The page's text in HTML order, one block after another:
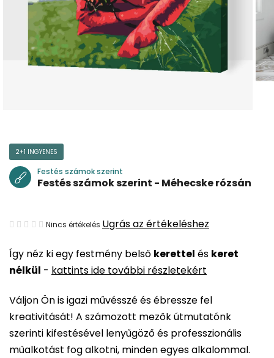
Így néz ki egy festmény belső kerettel és keret
nélkül - kattints ide további részletekért
Váljon Ön is igazi művésszé és ébressze fel
kreativitását! A számozott mezők útmutatónk
szerinti kifestésével lenyűgöző és professzionális
műalkotást fog alkotni, minden egyes alkalommal.
2+1 INGYENES
Festés számok szerint
Festés számok szerint - Méhecske rózsán
A
átlagos
értékelése
ből
0,0
csillag.
Nincs értékelés Ugrás az értékeléshez